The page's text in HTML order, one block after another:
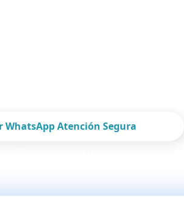
WhatsApp Atención Segura